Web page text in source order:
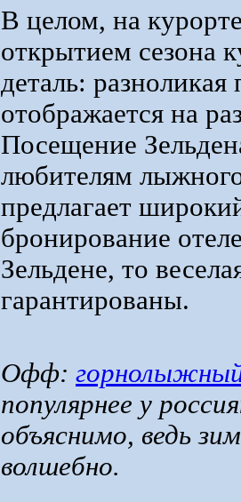
В целом, на
открытием сезона
деталь:
отображается на
Посещение
любителям
предлагает
бронирование
Зельдене, то
гарантированы.
Офф:
популярнее у
объяснимо, ведь
волшебно.